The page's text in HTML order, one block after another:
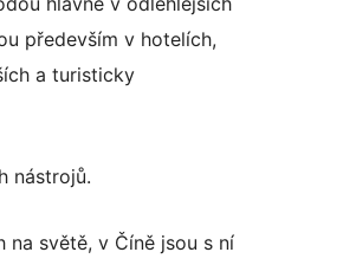
především v hotelích,
a turisticky
nástrojů.
na světě, v Číně jsou s ní